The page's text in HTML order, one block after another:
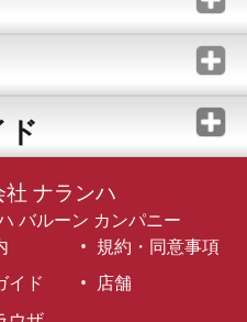
社 ナランハ
バルーン カンパニー
規約・同意事項
イド
店舗